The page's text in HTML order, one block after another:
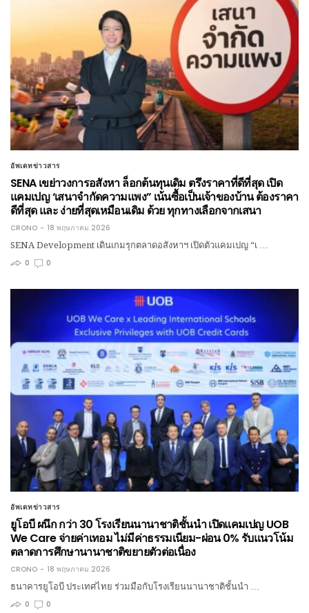
อัพเดทข่าวสาร
SENA เขย่าวงการอสังหา ล็อกต้นทุนเดิม ตรึงราคาที่ดีที่สุด เปิด
แคมเปญ ‘เสนาจำกัดความแพง” เน้นซื้อเป็นเจ้าของบ้าน ต้องราคา
ดีที่สุด และ ง่ายที่สุดเหมือนเดิม ด้วย ทุกทางเลือกจากเสนา
CRONO
18 พฤษภาคม 2026
SENA Development เดินเกมรุกตลาดอสังหาฯ เปิดตัวแคมเปญ “เ …
0
0
อัพเดทข่าวสาร
ยูโอบี ผนึก กว่า 30 โรงเรียนนานาชาติชั้นนำ เปิดแคมเปญ UOB
We Care จ่ายค่าเทอม ไม่มีค่าธรรมเนียม-ผ่อน 0% รับแนวโน้ม
ตลาดการศึกษานานาชาติขยายตัวต่อเนื่อง
CRONO
18 พฤษภาคม 2026
ธนาคารยูโอบี ประเทศไทย ร่วมมือกับโรงเรียนนานาชาติชั้นนำ …
0
0